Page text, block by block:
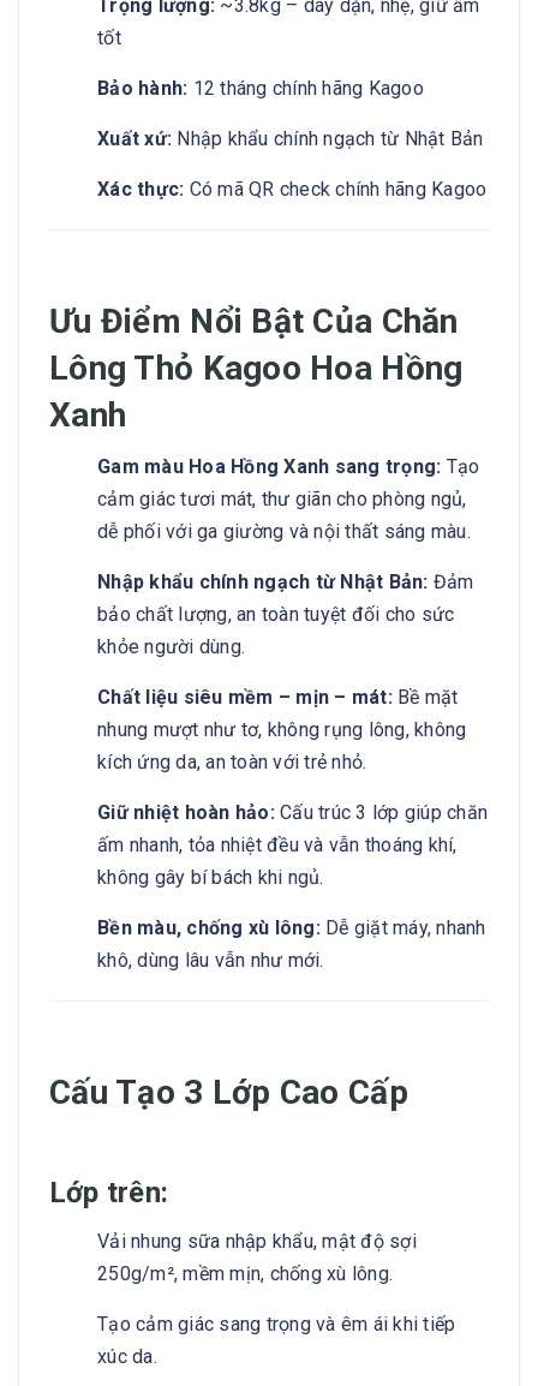
Trọng lượng: ~3.8kg – dày dặn, nhẹ, giữ ấm
tốt
Bảo hành: 12 tháng chính hãng Kagoo
Xuất xứ: Nhập khẩu chính ngạch từ Nhật Bản
Xác thực: Có mã QR check chính hãng Kagoo
Ưu Điểm Nổi Bật Của Chăn
Lông Thỏ Kagoo Hoa Hồng
Xanh
Gam màu Hoa Hồng Xanh sang trọng: Tạo
cảm giác tươi mát, thư giãn cho phòng ngủ,
dễ phối với ga giường và nội thất sáng màu.
Nhập khẩu chính ngạch từ Nhật Bản: Đảm
bảo chất lượng, an toàn tuyệt đối cho sức
khỏe người dùng.
Chất liệu siêu mềm – mịn – mát:Bề mặt
nhung mượt như tơ, không rụng lông, không
kích ứng da, an toàn với trẻ nhỏ.
Giữ nhiệt hoàn hảo:Cấu trúc 3 lớp giúp chăn
ấm nhanh, tỏa nhiệt đều và vẫn thoáng khí,
không gây bí bách khi ngủ.
Bền màu, chống xù lông:Dễ giặt máy, nhanh
khô, dùng lâu vẫn như mới.
Cấu Tạo 3 Lớp Cao Cấp
Lớp trên:
Vải nhung sữa nhập khẩu, mật độ sợi
250g/m², mềm mịn, chống xù lông.
Tạo cảm giác sang trọng và êm ái khi tiếp
xúc da.